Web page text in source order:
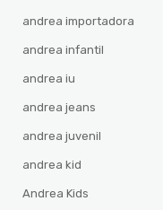
andrea importadora
andrea infantil
andrea iu
andrea jeans
andrea juvenil
andrea kid
Andrea Kids